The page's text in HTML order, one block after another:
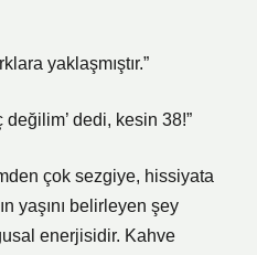
yaklaşmıştır.”
değilim’ dedi, kesin 38!”
çok sezgiye, hissiyata
yaşını belirleyen şey
enerjisidir. Kahve